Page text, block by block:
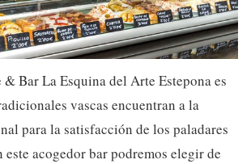
& Bar La Esquina del Arte Estepona es
vascas encuentran a la
para la satisfacción de los paladares
este acogedor bar podremos elegir de